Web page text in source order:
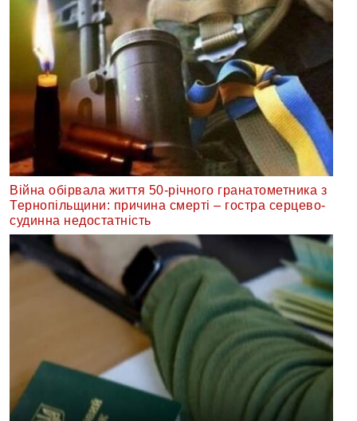
Війна обірвала життя 50-річного гранатометника з
Тернопільщини: причина смерті – гостра серцево-
судинна недостатність